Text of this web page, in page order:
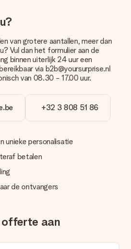
met 3 dagen extra levertijd van je
niet helemaal naar mijn zin is?
als je cadeau niet naar wens is
contact opnemen met onze
bestelling meegestuurd?
in jouw MySurprise. Je kunt dus
de ontvanger laten afleveren, zo is
van grotere aantallen, meer dan
Vul dan het formulier aan de
binnen uiterlijk 24 uur een
via b2b@yoursurprise.nl
van 08.30 - 17.00 uur.
+32 3 808 51 86
unieke personalisatie
betalen
de ontvangers
offerte aan